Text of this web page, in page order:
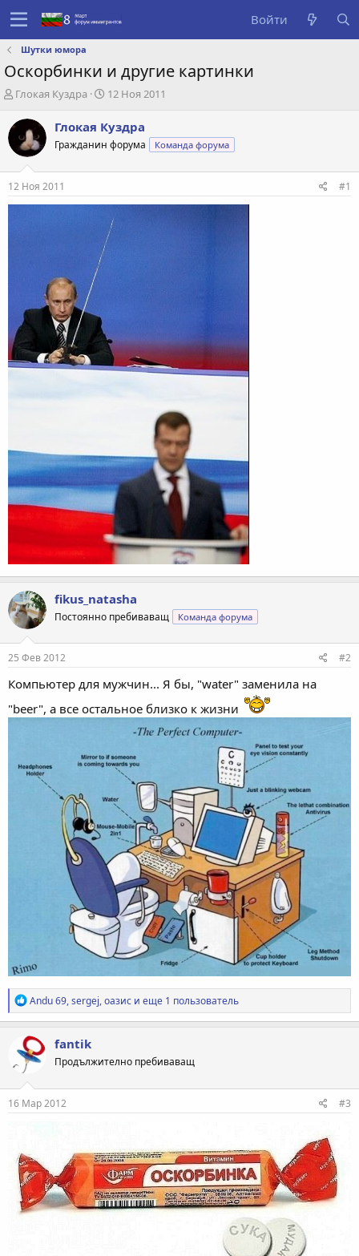
Войти
Шутки юмора
Оскорбинки и другие картинки
А
т
о
р
е
м
ы
Глокая Куздра
Д
т
а
с
а
н
и
12 Ноя 2011
Глокая Куздра
Гражданин форума Команда форума
12 Ноя 2011 #1
fikus_natasha
Постоянно пребиваващ Команда форума
25 Фев 2012 #2
Компьютер для мужчин... Я бы, "water" заменила на
"beer", а все остальное близко к жизни
Р
е
а
к
ц
и
:
Andu 69,sergej,оазис и еще 1 пользователь
fantik
Продължително пребиваващ
16 Мар 2012 #3